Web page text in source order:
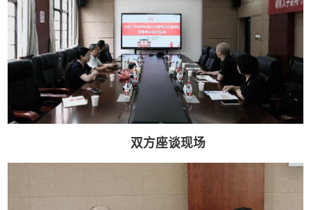
双方座谈现场